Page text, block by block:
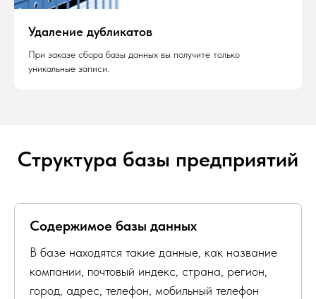
Удаление дубликатов
При заказе сбора базы данных вы получите только
уникальные записи.
Структура базы предприятий
Содержимое базы данных
В базе находятся такие данные, как название
компании, почтовый индекс, страна, регион,
город, адрес, телефон, мобильный телефон